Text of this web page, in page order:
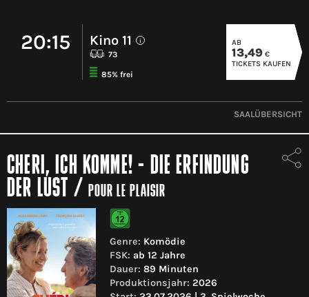
20:15 Kino 11 i
73
85% frei
AB
13,49 €
TICKETS KAUFEN
SAALÜBERSICHT
CHERI, ICH KOMME! - DIE ERFINDUNG
DER LUST / POUR LE PLAISIR
Genre: Komödie
FSK: ab 12 Jahre
Dauer: 89 Minuten
Produktionsjahr: 2026